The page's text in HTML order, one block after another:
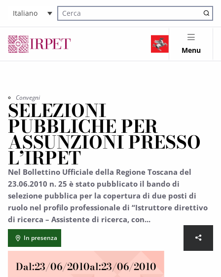
Italiano
Cerca nel sito
Menu
Convegni
SELEZIONI
PUBBLICHE PER
ASSUNZIONI PRESSO
L’IRPET
Nel Bollettino Ufficiale della Regione Toscana del
23.06.2010 n. 25 è stato pubblicato il bando di
selezione pubblica per la copertura di due posti di
ruolo nel profilo professionale di “Istruttore direttivo
di ricerca – Assistente di ricerca, con...
In presenza
Dal:23/06/2010al:23/06/2010